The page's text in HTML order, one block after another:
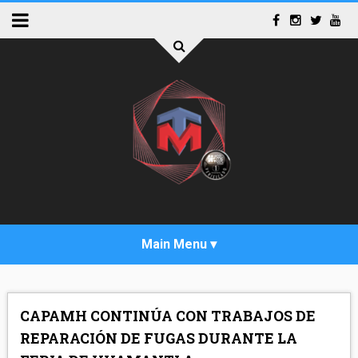
CAPAMH CONTINÚA CON TRABAJOS DE
REPARACIÓN DE FUGAS DURANTE LA